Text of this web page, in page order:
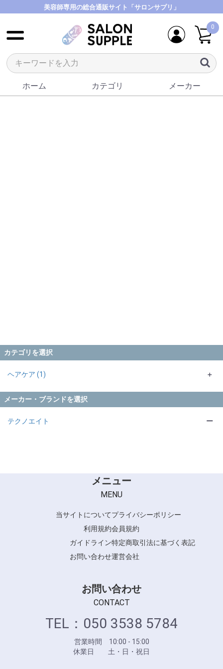
美容師専用の総合通販サイト「サロンサプリ」
0
ホーム カテゴリ メーカー
カテゴリを選択
ヘアケア (1)
スキャルプ (1)
＋
メーカー・ブランドを選択
テクノエイト ー
メニュー
MENU
当サイトについてプライバシーポリシー
利用規約会員規約
ガイドライン特定商取引法に基づく表記
お問い合わせ運営会社
お問い合わせ
CONTACT
TEL：050 3538 5784
営業時間 10:00 - 15:00
休業日 土・日・祝日